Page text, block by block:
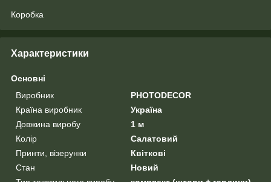
Коробка
Характеристики
Основні
Виробник
PHOTODECOR
Країна виробник
Україна
Довжина виробу
1 м
Колір
Салатовий
Принти, візерунки
Квіткові
Стан
Новий